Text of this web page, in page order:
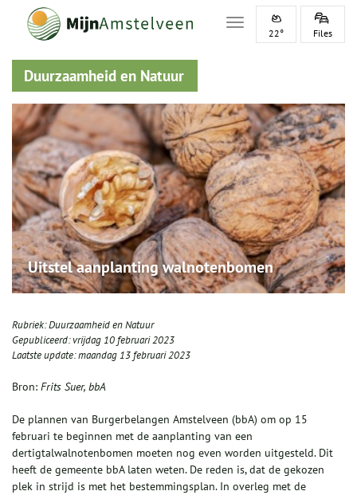
Toggle navigation
22° Files
Duurzaamheid en Natuur
Uitstel aanplanting walnotenbomen
Rubriek:Duurzaamheid en Natuur
Gepubliceerd:vrijdag 10 februari 2023
Laatste update:maandag 13 februari 2023
Bron: Frits Suer, bbA
De plannen van Burgerbelangen Amstelveen (bbA) om op 15
februari te beginnen met de aanplanting van een
dertigtalwalnotenbomen moeten nog even worden uitgesteld. Dit
heeft de gemeente bbA laten weten. De reden is, dat de gekozen
plek in strijd is met het bestemmingsplan. In overleg met de